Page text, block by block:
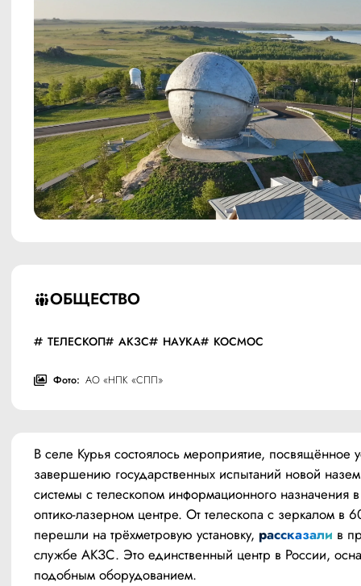
ОБЩЕСТВО
ТЕЛЕСКОП АКЗС НАУКА КОСМОС
Фото: АО «НПК «СПП»
В селе Курья состоялось мероприятие, посвящённое
завершению государственных испытаний новой
системы с телескопом информационного назначения
оптико-лазерном центре. От телескопа с зеркалом в
перешли на трёхметровую установку, рассказали в
службе АКЗС. Это единственный центр в России,
подобным оборудованием.